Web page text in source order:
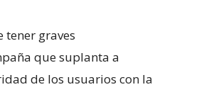
tener graves
que suplanta a
de los usuarios con ⁢la